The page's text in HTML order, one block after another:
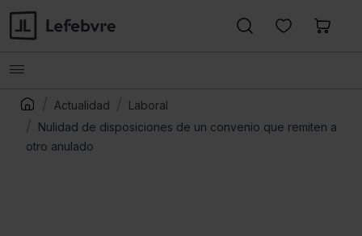
Actualidad
Laboral
Nulidad de disposiciones de un convenio que remiten a
otro anulado